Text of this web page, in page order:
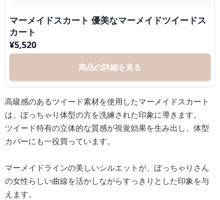
マーメイドスカート 優美なマーメイドツイードス
カート
¥5,520
商品の詳細を見る
高級感のあるツイード素材を使用したマーメイドスカート
は、ぽっちゃり体型の方を洗練された印象に導きます。
ツイード特有の立体的な質感が視覚効果を生み出し、体型
カバーにも一役買っています。
マーメイドラインの美しいシルエットが、ぽっちゃりさん
の女性らしい曲線を活かしながらすっきりとした印象を与
えます。